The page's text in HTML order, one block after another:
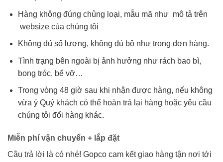
Hàng không đúng chủng loại, mẫu mã như mô tả trên
websize của chúng tôi
Không đủ số lượng, không đủ bộ như trong đơn hàng.
Tình trạng bên ngoài bị ảnh hưởng như rách bao bì,
bong tróc, bể vỡ…
Trong vòng 48 giờ sau khi nhận được hàng, nếu không
vừa ý Quý khách có thể hoàn trả lại hàng hoặc yêu cầu
chúng tôi đổi hàng khác.
Miễn phí vận chuyển + lắp đặt
Câu trả lời là có nhé! Gopco cam kết giao hàng tận nơi tới